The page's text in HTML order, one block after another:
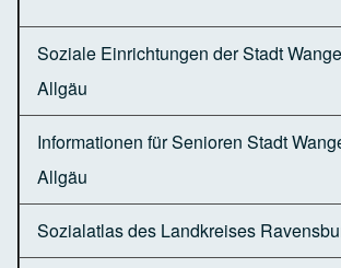
Soziale Einrichtungen der Stadt
Allgäu
Informationen für Senioren Stadt
Allgäu
Sozialatlas des Landkreises